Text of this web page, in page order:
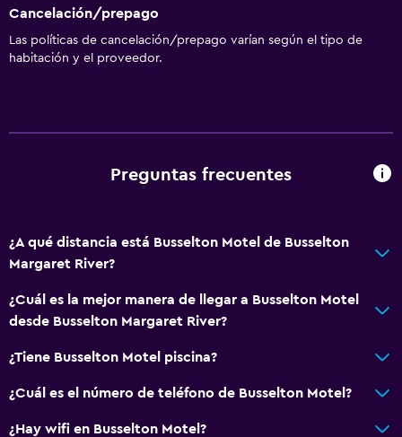
Mesa de comedor
Instalaciones para reuniones
Check-out exprés
Baño
Ducha
Secador de pelo
Aseo
Cancelación/prepago
Las políticas de cancelación/prepago varían según el tipo de
habitación y el proveedor.
Preguntas frecuentes
¿A qué distancia está Busselton Motel de Busselton
Margaret River?
¿Cuál es la mejor manera de llegar a Busselton Motel
desde Busselton Margaret River?
¿Tiene Busselton Motel piscina?
¿Cuál es el número de teléfono de Busselton Motel?
¿Hay wifi en Busselton Motel?